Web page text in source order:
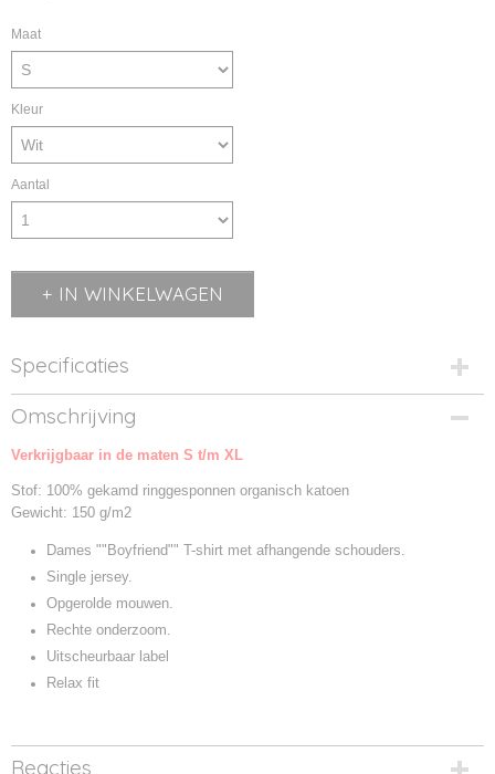
Maat
Kleur
Aantal
IN WINKELWAGEN
Specificaties
Productcode
MM193-1
Productcode leverancier
Omschrijving
Verkrijgbaar in de maten S t/m XL
Stof: 100% gekamd ringgesponnen organisch katoen
Gewicht: 150 g/m2
Dames ""Boyfriend"" T-shirt met afhangende schouders.
Single jersey.
Opgerolde mouwen.
Rechte onderzoom.
Uitscheurbaar label
Relax fit
Reacties